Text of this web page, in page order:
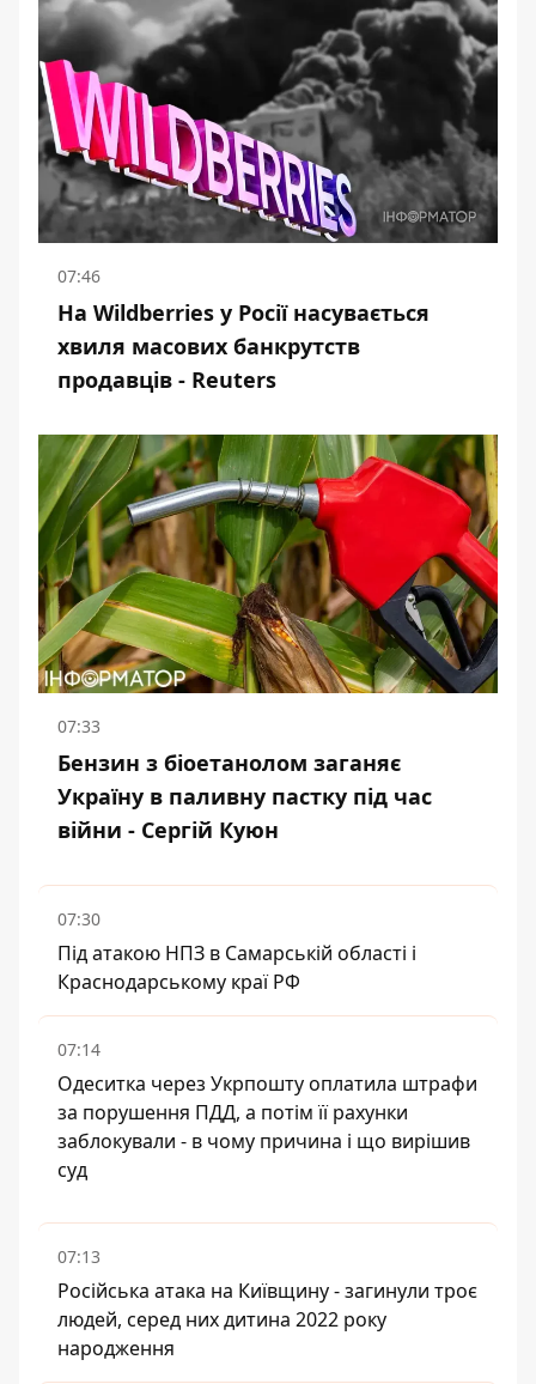
07:46
На Wildberries у Росії насувається
хвиля масових банкрутств
продавців - Reuters
07:33
Бензин з біоетанолом заганяє
Україну в паливну пастку під час
війни - Сергій Куюн
07:30
Під атакою НПЗ в Самарській області і
Краснодарському краї РФ
07:14
Одеситка через Укрпошту оплатила штрафи
за порушення ПДД, а потім її рахунки
заблокували - в чому причина і що вирішив
суд
07:13
Російська атака на Київщину - загинули троє
людей, серед них дитина 2022 року
народження